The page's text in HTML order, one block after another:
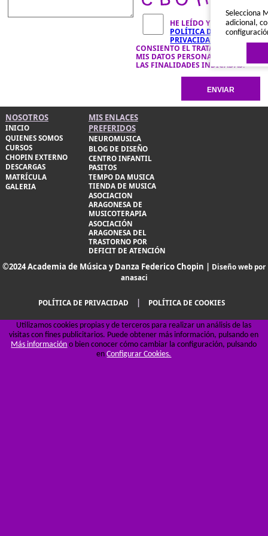
HE LEÍDO Y ACEPTO LA
POLÍTICA DE
PRIVACIDAD
CONSIENTO EL TRATAMIENTO DE
MIS DATOS PERSONALES PARA
LAS FINALIDADES INDICADAS.
NOSOTROS
INICIO
QUIENES SOMOS
CURSOS
CHOPIN EXTERNO
DESCARGAS
MATRÍCULA
GALERIA
MIS ENLACES
PREFERIDOS
NEUROMUSICA
BLOG DE DISEÑO
CENTRO INFANTIL
PASITOS
TEMPO DA MUSICA
TIENDA DE MUSICA
ASOCIACION
ARAGONESA DE
MUSICOTERAPIA
ASOCIACIÓN
ARAGONESA DEL
TRASTORNO POR
DEFICIT DE ATENCIÓN
©2024 Academia de Música y Danza Federico Chopin | Diseño web por
anasaci
POLÍTICA DE PRIVACIDAD | POLÍTICA DE COOKIES
Selecciona
adicional,
Utilizamos cookies propias y de terceros para realizar un análisis de las
visitas con fines publicitarios. Puede obtener más información, pulsando en
Más información o bien conocer cómo cambiar la configuración, pulsando
enConfigurar Cookies.